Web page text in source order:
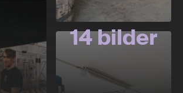
14 bilder